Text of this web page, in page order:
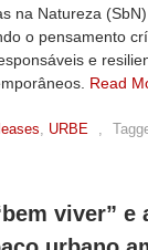
na Natureza
o pensamento
e
Read
, URBE ,
viver” e